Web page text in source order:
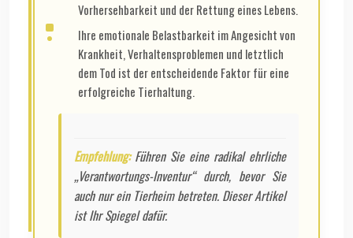
Vorhersehbarkeit und der Rettung eines Lebens.
Ihre emotionale Belastbarkeit im Angesicht von
Krankheit, Verhaltensproblemen und letztlich
dem Tod ist der entscheidende Faktor für eine
erfolgreiche Tierhaltung.
Empfehlung:Führen Sie eine radikal ehrliche
„Verantwortungs-Inventur“ durch, bevor Sie
auch nur ein Tierheim betreten. Dieser Artikel
ist Ihr Spiegel dafür.